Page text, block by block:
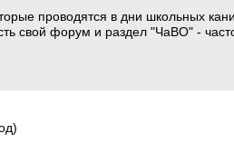
проводятся в дни школьных
свой форум и раздел "ЧаВО" -